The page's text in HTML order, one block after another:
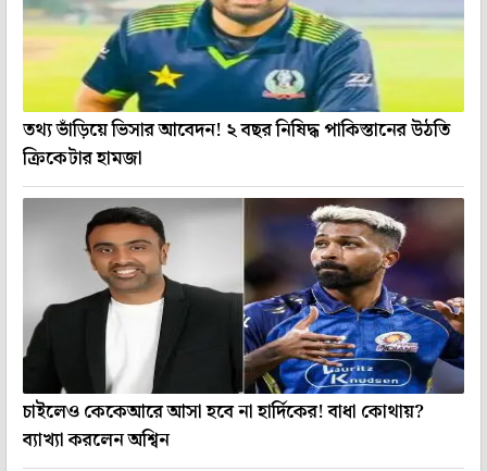
তথ্য ভাঁড়িয়ে ভিসার আবেদন! ২ বছর নিষিদ্ধ পাকিস্তানের উঠতি
ক্রিকেটার হামজা
চাইলেও কেকেআরে আসা হবে না হার্দিকের! বাধা কোথায়?
ব্যাখ্যা করলেন অশ্বিন